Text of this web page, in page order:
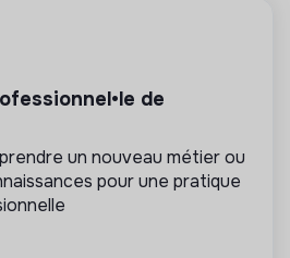
sur un principe de
et participatif, et sa
Il s’agit d’une association,
mutuelle ou entreprise
de
un nouveau métier ou
pour une pratique